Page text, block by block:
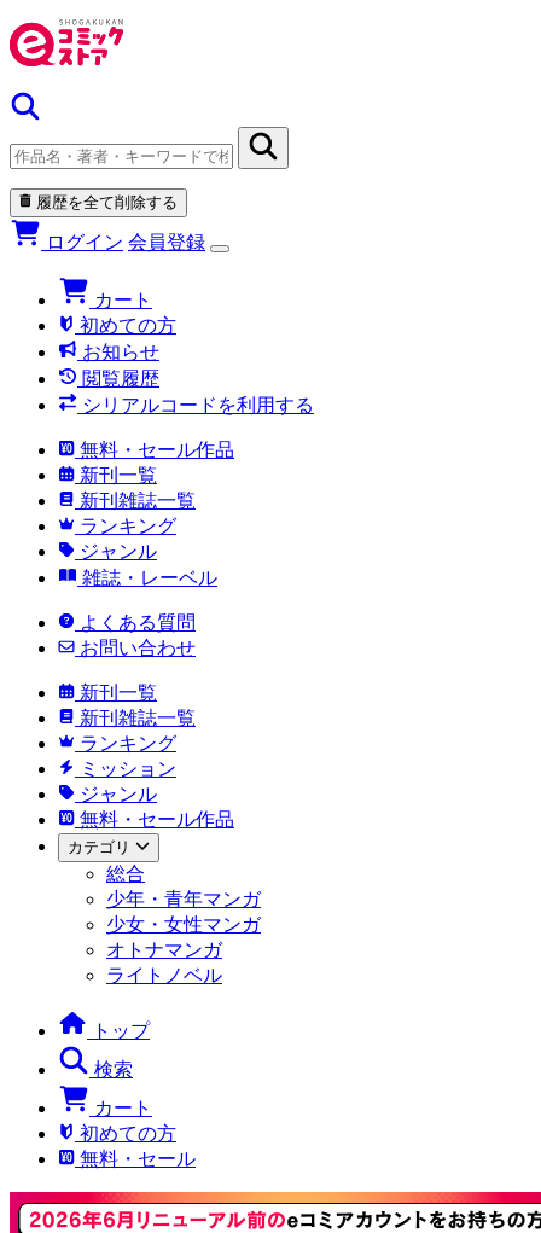
履歴を全て削除する
ログイン 会員登録
カート
初めての方
お知らせ
閲覧履歴
シリアルコードを利用する
無料・セール作品
新刊一覧
新刊雑誌一覧
ランキング
ジャンル
雑誌・レーベル
よくある質問
お問い合わせ
新刊一覧
新刊雑誌一覧
ランキング
ミッション
ジャンル
無料・セール作品
カテゴリ
総合
少年・青年マンガ
少女・女性マンガ
オトナマンガ
ライトノベル
トップ
検索
カート
初めての方
無料・セール